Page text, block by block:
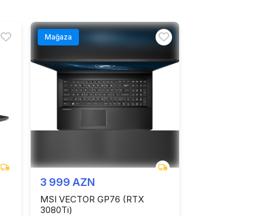
Mağaza
3 999 AZN
MSI VECTOR GP76 (RTX
3080Ti)